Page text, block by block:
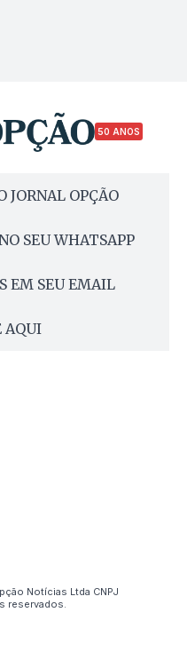
50 ANOS
JORNAL OPÇÃO
SEU WHATSAPP
EM SEU EMAIL
AQUI
Notícias Ltda CNPJ
reservados.